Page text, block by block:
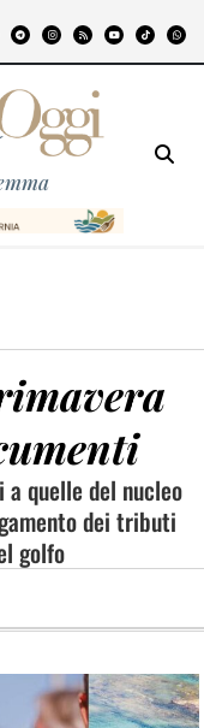
quelle del nucleo
dei tributi
golfo